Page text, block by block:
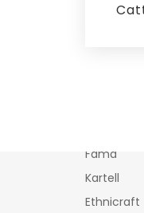
Fama
Kartell
Ethnicraft